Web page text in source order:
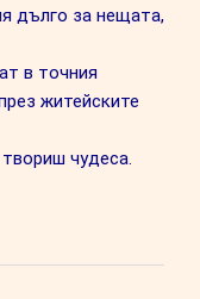
дълго за нещата,
в точния
житейските
чудеса.